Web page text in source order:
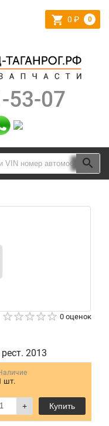
0 ₽ 0
53-07
0 оценок
2013
шт.
+ Купить